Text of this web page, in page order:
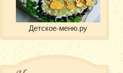
Детское-меню.ру